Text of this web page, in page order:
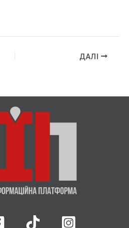
ДАЛІ